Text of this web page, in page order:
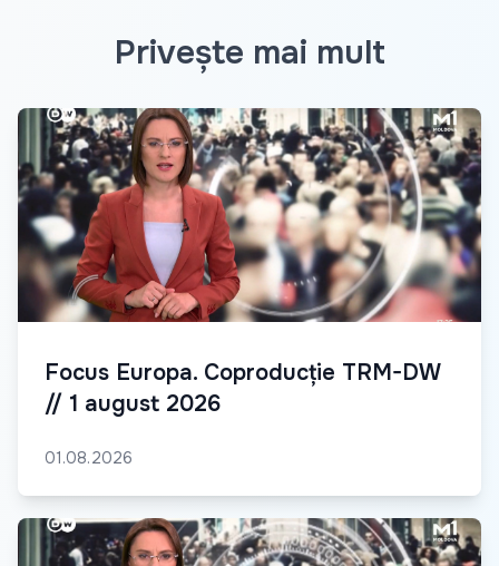
Privește mai mult
Focus Europa. Coproducție TRM-DW
// 1 august 2026
01.08.2026